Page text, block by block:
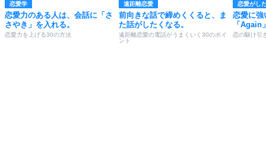
恋愛学
恋愛力のある人は、会話に「さ
さやき」を入れる。
恋愛力を上げる30の方法
遠距離恋愛
前向きな話で締めくくると、ま
た話がしたくなる。
遠距離恋愛の電話がうまくいく30のポイ
ント
恋愛がし
恋愛に強
「Again
恋の駆け引